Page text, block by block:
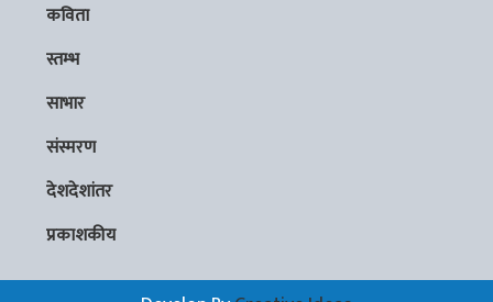
कविता
स्तम्भ
साभार
संस्मरण
देशदेशांतर
प्रकाशकीय